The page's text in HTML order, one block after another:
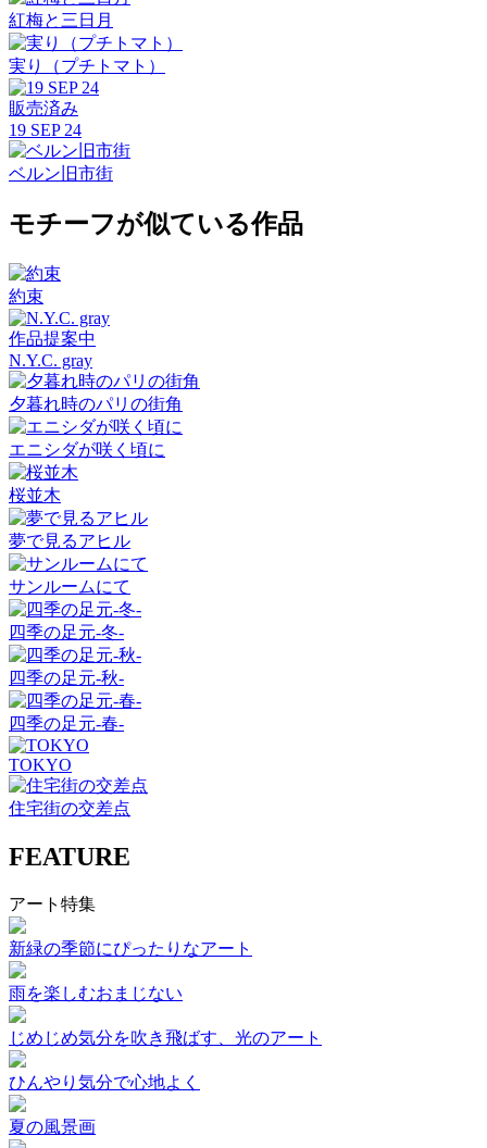
紅梅と三日月
実り（プチトマト）
販売済み
19 SEP 24
ベルン旧市街
モチーフが似ている作品
約束
作品提案中
N.Y.C. gray
夕暮れ時のパリの街角
エニシダが咲く頃に
桜並木
夢で見るアヒル
サンルームにて
四季の足元-冬-
四季の足元-秋-
四季の足元-春-
TOKYO
住宅街の交差点
FEATURE
アート特集
新緑の季節にぴったりなアート
雨を楽しむおまじない
じめじめ気分を吹き飛ばす、光のアート
ひんやり気分で心地よく
夏の風景画